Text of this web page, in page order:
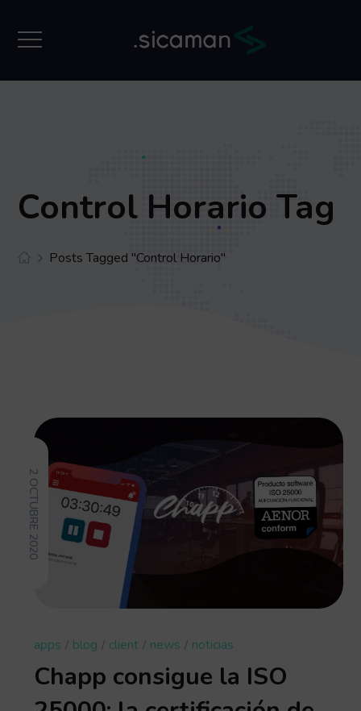
Control Horario Tag
Posts Tagged "control Horario"
2 OCTUBRE 2020
apps blog client news noticias
Chapp consigue la ISO